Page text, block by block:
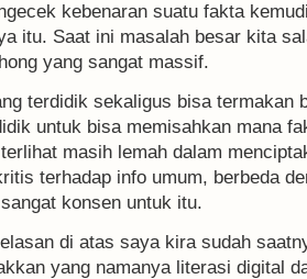
kebenaran suatu fakta
itu. Saat ini masalah besar kita
yang sangat massif.
terdidik sekaligus bisa termakan
untuk bisa memisahkan mana
masih lemah dalam
terhadap info umum, berbeda
konsen untuk itu.
di atas saya kira sudah
yang namanya literasi digital